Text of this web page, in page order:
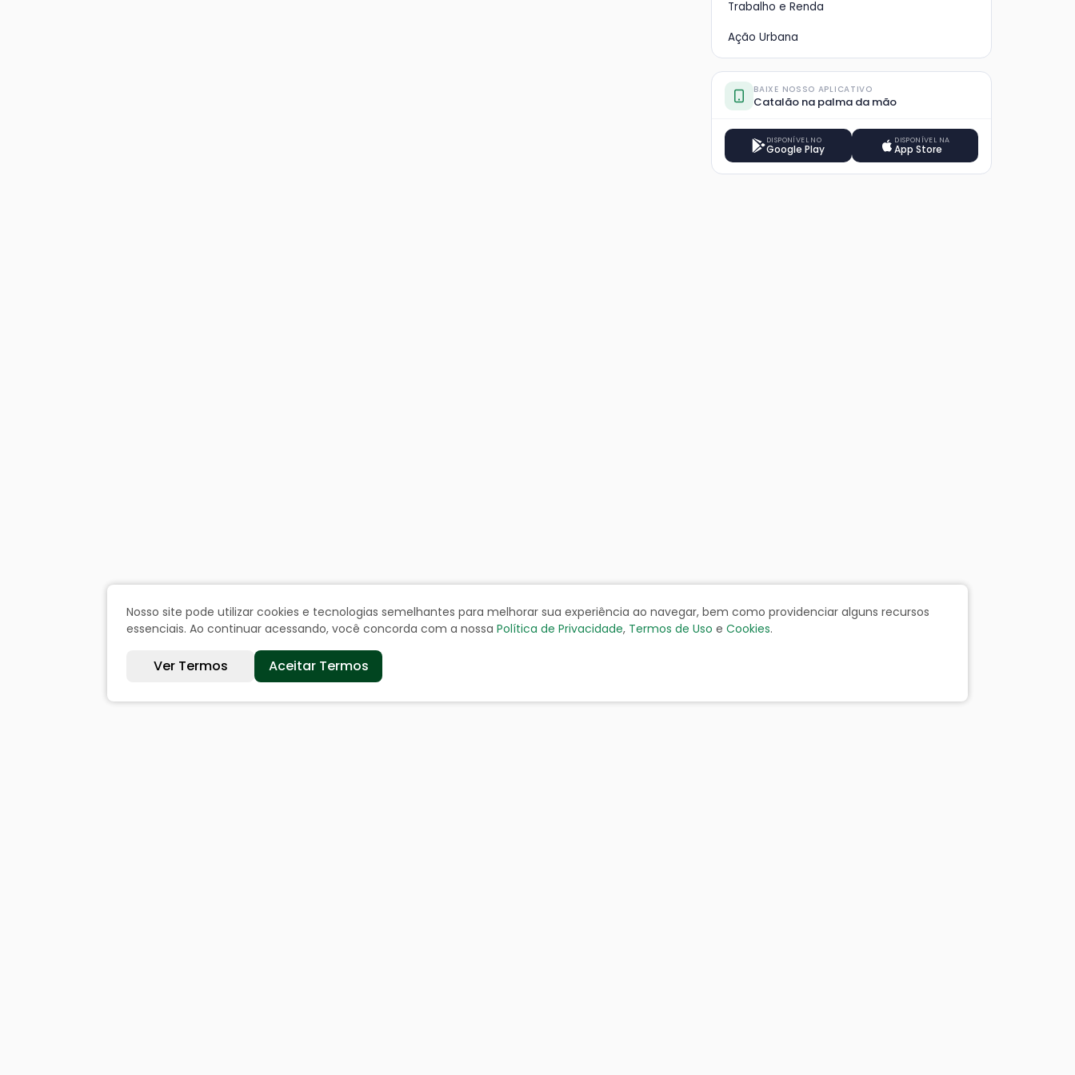
Trabalho e Renda
Ação Urbana
BAIXE NOSSO APLICATIVO
Catalão na palma da mão
DISPONÍVEL NO
Google Play
DISPONÍVEL NA
App Store
Nosso site pode utilizar cookies e tecnologias semelhantes para melhorar sua experiência ao navegar, bem como providenciar alguns recursos
essenciais. Ao continuar acessando, você concorda com a nossaPolítica de Privacidade, Termos de Uso eCookies.
Ver Termos Aceitar Termos